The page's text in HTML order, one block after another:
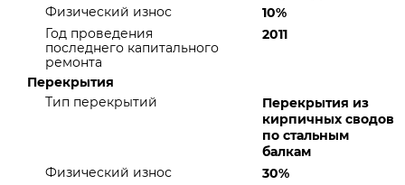
Физический износ
10%
Год проведения
последнего капитального
ремонта
2011
Перекрытия
Тип перекрытий
Перекрытия из
кирпичных сводов
по стальным
балкам
Физический износ
30%